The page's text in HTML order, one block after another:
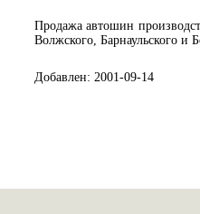
Продажа автошин
Волжского, Барнаульского и
Добавлен: 2001-09-14